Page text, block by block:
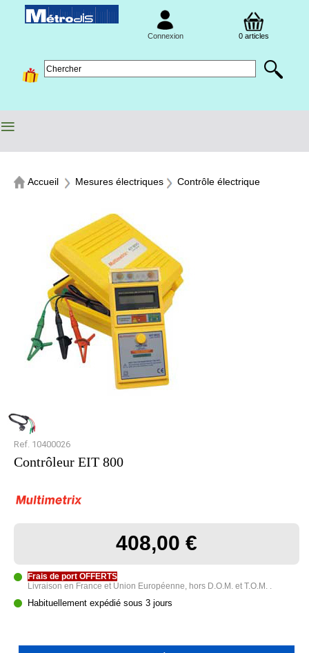
Connexion 0 articles
≡
Accueil Mesures électriques Contrôle électrique
Ref. 10400026
Contrôleur EIT 800
408,00 €
Frais de port OFFERTS
Livraison en France et Union Européenne, hors D.O.M. et T.O.M. .
Habituellement expédié sous 3 jours